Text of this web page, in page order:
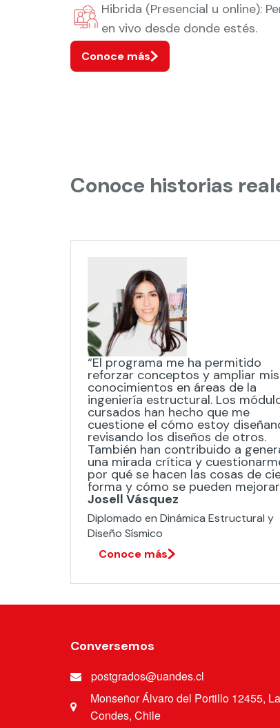
Hibrida (Presencial u online):
en vivo desde donde estés.
Conoce más
Conoce historias
“El programa me ha permitido
reforzar conceptos y ampliar mis
conocimientos en áreas de la
ingeniería estructural. Los
cursados han hecho que me
cuestione el cómo estoy
revisando los diseños de otros.
También han contribuido a
una mirada crítica y
por qué se hacen las cosas de
forma y cómo se pueden
Josell Vásquez
Diplomado en Dinámica Estructural y
Diseño Sísmico​
Conoce más
Conversemos
postgrados@uandes.cl
Monseñor Álvaro del Portillo 12455,
Condes, Chile